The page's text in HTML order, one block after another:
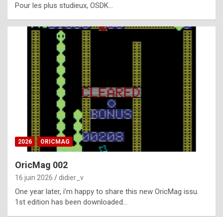
u
l
y
d
i
ff
i
l
t
Pour les plus studieux, OSDK…
2026 ORICMAG
OricMag 002
16 juin 2026 didier_v
One year later, i’m happy to share this new OricMag issu.
1st edition has been downloaded…